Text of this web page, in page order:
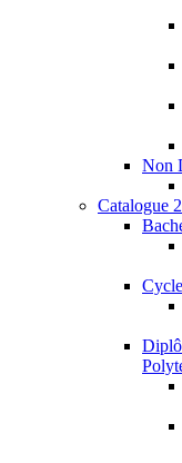
Non
Catalogue